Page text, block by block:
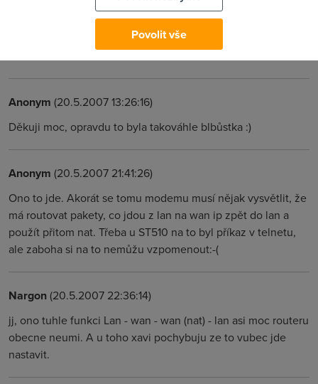
"samotestovani" je mozne jen na http, kde vyuzijete nejaky
proxy server. ale jinak se sam se sebou pres verejnou ip
nespojite. V lan mate prave pouzivat tu lan ip a port, coz
Anonym (20.5.2007 13:26:16)
Děkuji moc, opravdu to byla takováhle blbůstka :)
Anonym (20.5.2007 21:41:26)
Ono to jde. Akorát se tomu modemu musí nějak vysvětlit, že
má routovat pakety, co jdou z lan na wan ip zpět do lan a
použít přitom nat. Třeba u ST510 na to byl příkaz v telnetu,
ale zaboha si na to nemůžu vzpomenout:-(
Nargon(20.5.2007 22:36:14)
jj, ono tuhle funkci Lan - wan - wan (nat) - lan asi moc routeru
obecne neumi. A u toho xavi pochybuju ze to vubec jde
nastavit.
Povolit vše